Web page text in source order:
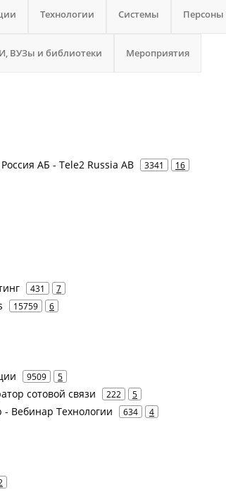
Технологии Системы Персоны
ВУЗы и библиотеки Мероприятия
АБ - Tele2 Russia AB 3341 16
431 7
15759 6
9509 5
сотовой связи 222 5
Вебинар Технологии 634 4